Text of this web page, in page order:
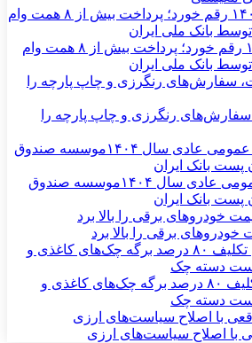
در چهار ماه نخست ۱۴۰۵ رقم خورد؛ پرداخت بیش از ۸ همت وام
بانک ملی ایران
رنگرزی و چاپ پارچه را
برگزاری جلسه مجمع عمومی عادی سال ۱۴۰۴موسسه صندوق
پست بانک ایران
خودروهای برقی را بالا برد
محاسبه جداگانه تعیین تکلیف ۸۰ درصد برگه چک‌های کاغذی و
دسته چک
با اصلاح سیاست‌های ارزی